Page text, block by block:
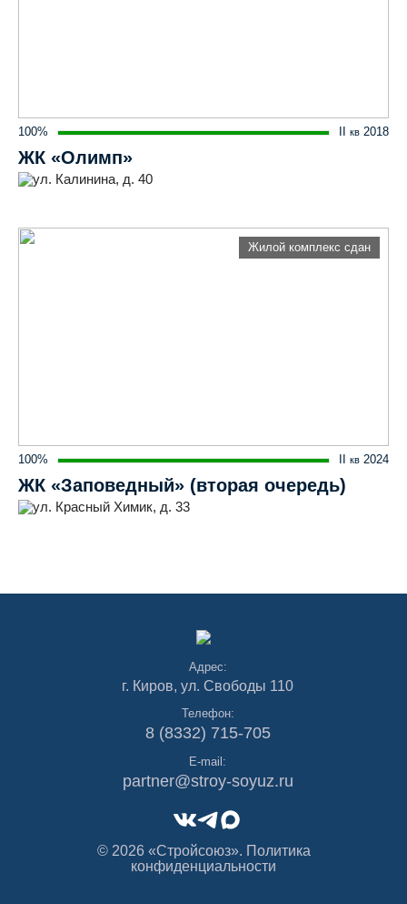
100% II кв 2018
ЖК «Олимп»
ул. Калинина, д. 40
Жилой комплекс сдан
100% II кв 2024
ЖК «Заповедный» (вторая очередь)
ул. Красный Химик, д. 33
Адрес:
г. Киров, ул. Свободы 110
Телефон:
8 (8332) 715-705
E-mail:
partner@stroy-soyuz.ru
© 2026 «Стройсоюз». Политика
конфиденциальности